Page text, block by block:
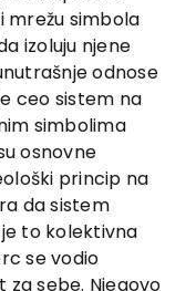
simbola
izoluju njene
odnose
ceo sistem na
simbolima
osnovne
princip na
da sistem
to kolektivna
se vodio
za sebe. Njegovo